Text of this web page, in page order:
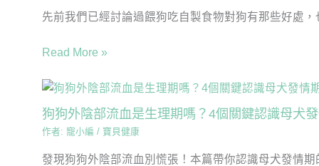
先前我們已經討論過餵狗吃自製食物對狗有那些好處
Read More »
狗狗外陰部流血是生理期嗎？4個關鍵認識母犬
作者: 寵小編 / 寶貝健康
發現狗狗外陰部流血別慌張！本篇帶你認識母犬發情